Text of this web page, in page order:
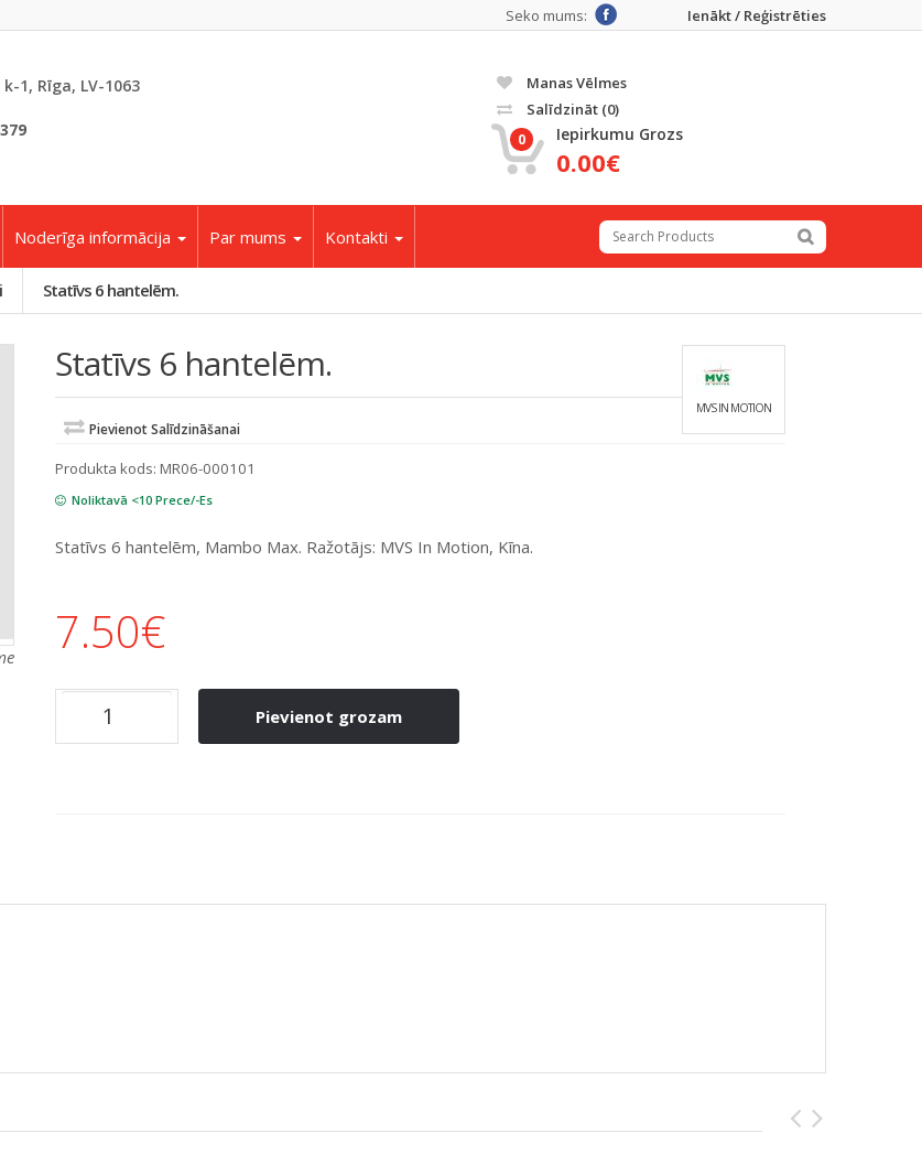
Ienākt / Reģistrēties
Seko mums:
1, Rīga, LV-1063
Manas Vēlmes
Salīdzināt (0)
0 Iepirkumu Grozs
0.00€
Noderīga informācija Par mums Kontakti
Statīvs 6 hantelēm.
Statīvs 6 hantelēm.
MVS IN MOTION
Pievienot Salīdzināšanai
Produkta kods: MR06-000101
Noliktavā <10 Prece/-Es
Statīvs 6 hantelēm, Mambo Max. Ražotājs: MVS In Motion, Kīna.
7.50€
Pievienot grozam